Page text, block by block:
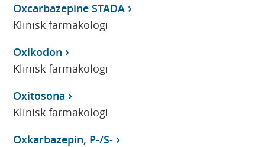
Oxcarbazepine STADA
Klinisk farmakologi
Oxikodon
Klinisk farmakologi
Oxitosona
Klinisk farmakologi
Oxkarbazepin, P-/S-